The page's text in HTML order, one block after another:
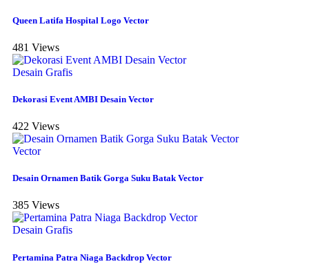
Queen Latifa Hospital Logo Vector
481 Views
Desain Grafis
Dekorasi Event AMBI Desain Vector
422 Views
Vector
Desain Ornamen Batik Gorga Suku Batak Vector
385 Views
Desain Grafis
Pertamina Patra Niaga Backdrop Vector